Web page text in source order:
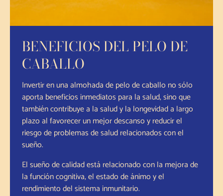
BENEFICIOS DEL PELO DE
CABALLO
Invertir en una almohada de pelo de caballo no sólo
aporta beneficios inmediatos para la salud, sino que
también contribuye a la salud y la longevidad a largo
plazo al favorecer un mejor descanso y reducir el
riesgo de problemas de salud relacionados con el
sueño.
El sueño de calidad está relacionado con la mejora de
la función cognitiva, el estado de ánimo y el
rendimiento del sistema inmunitario.